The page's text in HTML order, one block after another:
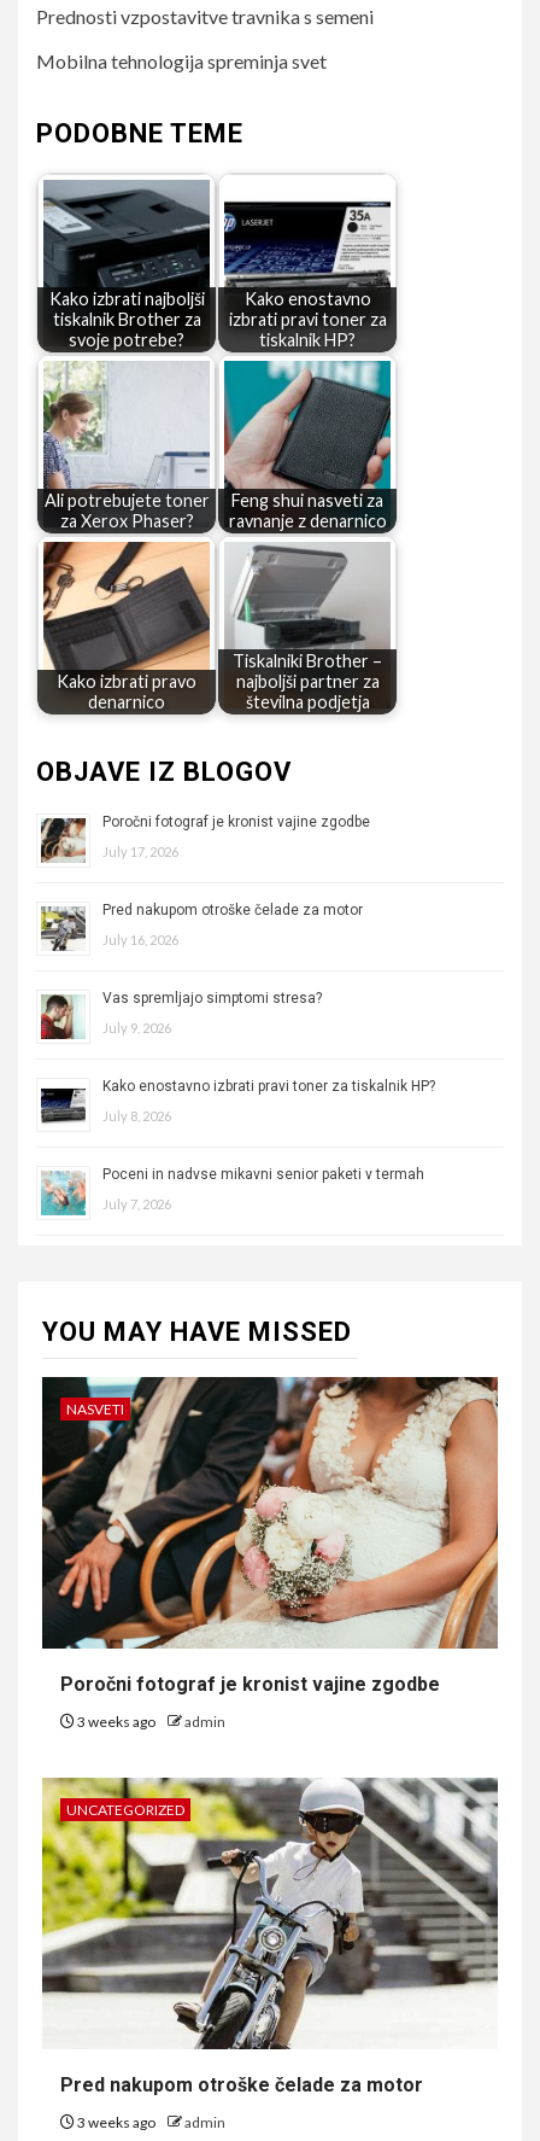
Prednosti vzpostavitve travnika s semeni
Mobilna tehnologija spreminja svet
PODOBNE TEME
Kako izbrati najboljši
tiskalnik Brother za
svoje potrebe?
Kako enostavno
izbrati pravi toner za
tiskalnik HP?
Ali potrebujete toner
za Xerox Phaser?
Feng shui nasveti za
ravnanje z denarnico
Kako izbrati pravo
denarnico
Tiskalniki Brother –
najboljši partner za
številna podjetja
OBJAVE IZ BLOGOV
Poročni fotograf je kronist vajine zgodbe
July 17, 2026
Pred nakupom otroške čelade za motor
July 16, 2026
Vas spremljajo simptomi stresa?
July 9, 2026
Kako enostavno izbrati pravi toner za tiskalnik HP?
July 8, 2026
Poceni in nadvse mikavni senior paketi v termah
July 7, 2026
YOU MAY HAVE MISSED
NASVETI
Poročni fotograf je kronist vajine zgodbe
3 weeks ago admin
UNCATEGORIZED
Pred nakupom otroške čelade za motor
3 weeks ago admin